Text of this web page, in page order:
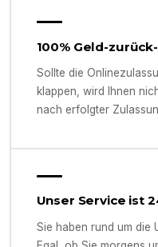
100% Geld-
Sollte die
klappen, wird Ihnen
nach erfolgter
Unser Service ist
Sie haben rund um die